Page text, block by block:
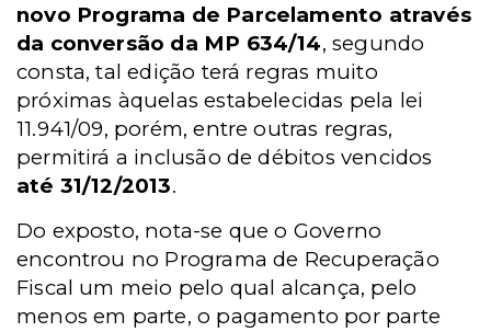
novo Programa de Parcelamento através
da conversão da MP 634/14, segundo
consta, tal edição terá regras muito
próximas àquelas estabelecidas pela lei
11.941/09, porém, entre outras regras,
permitirá a inclusão de débitos vencidos
até 31/12/2013.
Do exposto, nota-se que o Governo
encontrou no Programa de Recuperação
Fiscal um meio pelo qual alcança, pelo
menos em parte, o pagamento por parte